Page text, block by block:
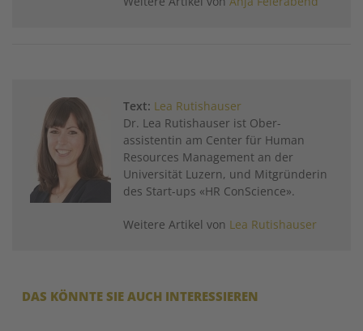
Text: Lea Rutishauser
Dr. Lea Rutishauser ist Ober­
assistentin am Center für Human
Resources Management an der
Universität Luzern, und Mitgründerin
des Start-ups «HR ConScience».
Weitere Artikel von Lea Rutishauser
DAS KÖNNTE SIE AUCH INTERESSIEREN